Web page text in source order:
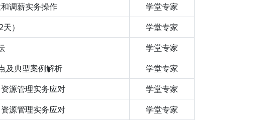
调薪实务操作
学堂专家
）
学堂专家
学堂专家
及典型案例解析
学堂专家
源管理实务应对
学堂专家
源管理实务应对 学堂专家